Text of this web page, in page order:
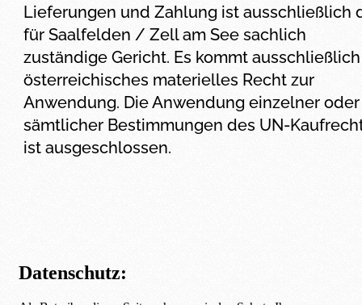
Lieferungen und Zahlung ist ausschließlich
für Saalfelden / Zell am See sachlich
zuständige Gericht. Es kommt ausschließlich
österreichisches materielles Recht zur
Anwendung. Die Anwendung einzelner oder
sämtlicher Bestimmungen des UN-
ist ausgeschlossen.